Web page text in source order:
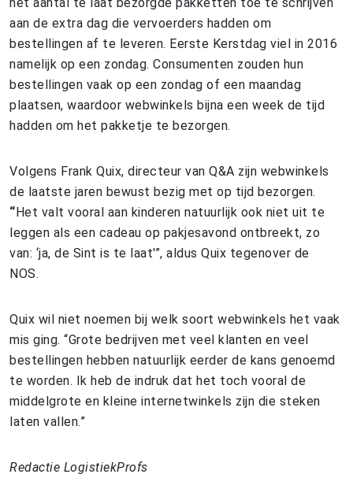
aan de extra dag die vervoerders hadden om
bestellingen af te leveren. Eerste Kerstdag viel in 2016
namelijk op een zondag. Consumenten zouden hun
bestellingen vaak op een zondag of een maandag
plaatsen, waardoor webwinkels bijna een week de tijd
hadden om het pakketje te bezorgen.
Volgens Frank Quix, directeur van Q&A zijn webwinkels
de laatste jaren bewust bezig met op tijd bezorgen.
“Het valt vooral aan kinderen natuurlijk ook niet uit te
leggen als een cadeau op pakjesavond ontbreekt, zo
van: ‘ja, de Sint is te laat'”, aldus Quix tegenover de
NOS.
Quix wil niet noemen bij welk soort webwinkels het vaak
mis ging. “Grote bedrijven met veel klanten en veel
bestellingen hebben natuurlijk eerder de kans genoemd
te worden. Ik heb de indruk dat het toch vooral de
middelgrote en kleine internetwinkels zijn die steken
laten vallen.”
Redactie LogistiekProfs